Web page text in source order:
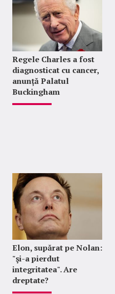
Regele Charles a fost
diagnosticat cu cancer,
anunță Palatul
Buckingham
Elon, supărat pe Nolan:
"şi-a pierdut
integritatea". Are
dreptate?